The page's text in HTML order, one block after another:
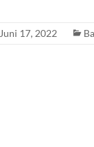
Juni 17, 2022